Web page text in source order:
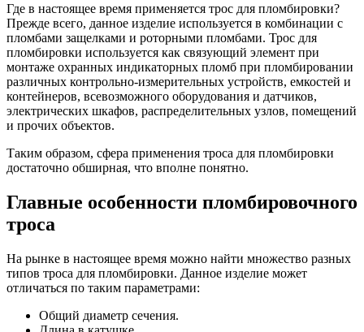
Где в настоящее время применяется трос для пломбировки?
Прежде всего, данное изделие используется в комбинации с
пломбами защелками и роторными пломбами. Трос для
пломбировки используется как связующий элемент при
монтаже охранных индикаторных пломб при пломбировании
различных контрольно-измерительных устройств, емкостей и
контейнеров, всевозможного оборудования и датчиков,
электрических шкафов, распределительных узлов, помещений
и прочих объектов.
Таким образом, сфера применения троса для пломбировки
достаточно обширная, что вполне понятно.
Главные особенности пломбировочного
троса
На рынке в настоящее время можно найти множество разных
типов троса для пломбировки. Данное изделие может
отличаться по таким параметрами:
Общий диаметр сечения.